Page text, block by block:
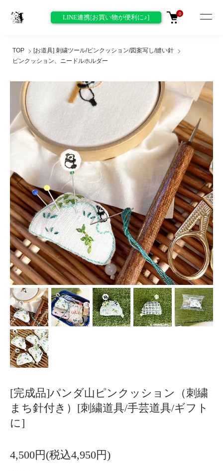
LINE連携[お買い物が便利に♪] 0
TOP
[お道具] 刺繍ツール/ピンクッション/図案写し/縫い針
ピンクッション、ニードルホルダー
[完成品]パンダ山ピンクッション（刺繍
まち針付き）[刺繍道具/手芸道具/ギフト
に]
4,500円(税込4,950円)